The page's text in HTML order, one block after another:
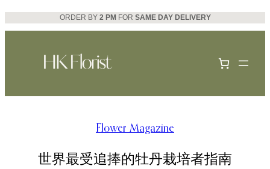
Skip
to
ORDER BY 2 PM FOR SAME DAY DELIVERY
Flower Magazine
世界最受追捧的牡丹栽培者指南